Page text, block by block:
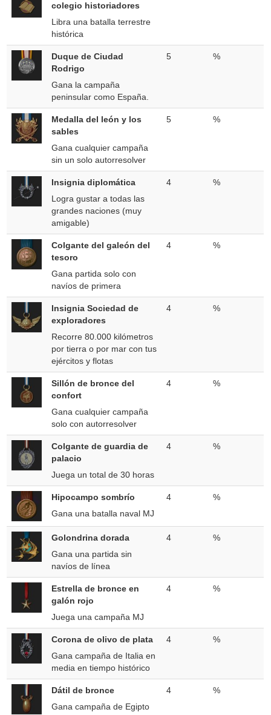
colegio historiadores
Libra una batalla terrestre
histórica
Duque de Ciudad
Rodrigo
Gana la campaña
peninsular como España.
5 %
Medalla del león y los
sables
Gana cualquier campaña
sin un solo autorresolver
5 %
Insignia diplomática
Logra gustar a todas las
grandes naciones (muy
amigable)
4 %
Colgante del galeón del
tesoro
Gana partida solo con
navíos de primera
4 %
Insignia Sociedad de
exploradores
Recorre 80.000 kilómetros
por tierra o por mar con tus
ejércitos y flotas
4 %
Sillón de bronce del
confort
Gana cualquier campaña
solo con autorresolver
4 %
Colgante de guardia de
palacio
Juega un total de 30 horas
4 %
Hipocampo sombrío
Gana una batalla naval MJ
4 %
Golondrina dorada
Gana una partida sin
navíos de línea
4 %
Estrella de bronce en
galón rojo
Juega una campaña MJ
4 %
Corona de olivo de plata
Gana campaña de Italia en
media en tiempo histórico
4 %
Dátil de bronce
Gana campaña de Egipto
4 %